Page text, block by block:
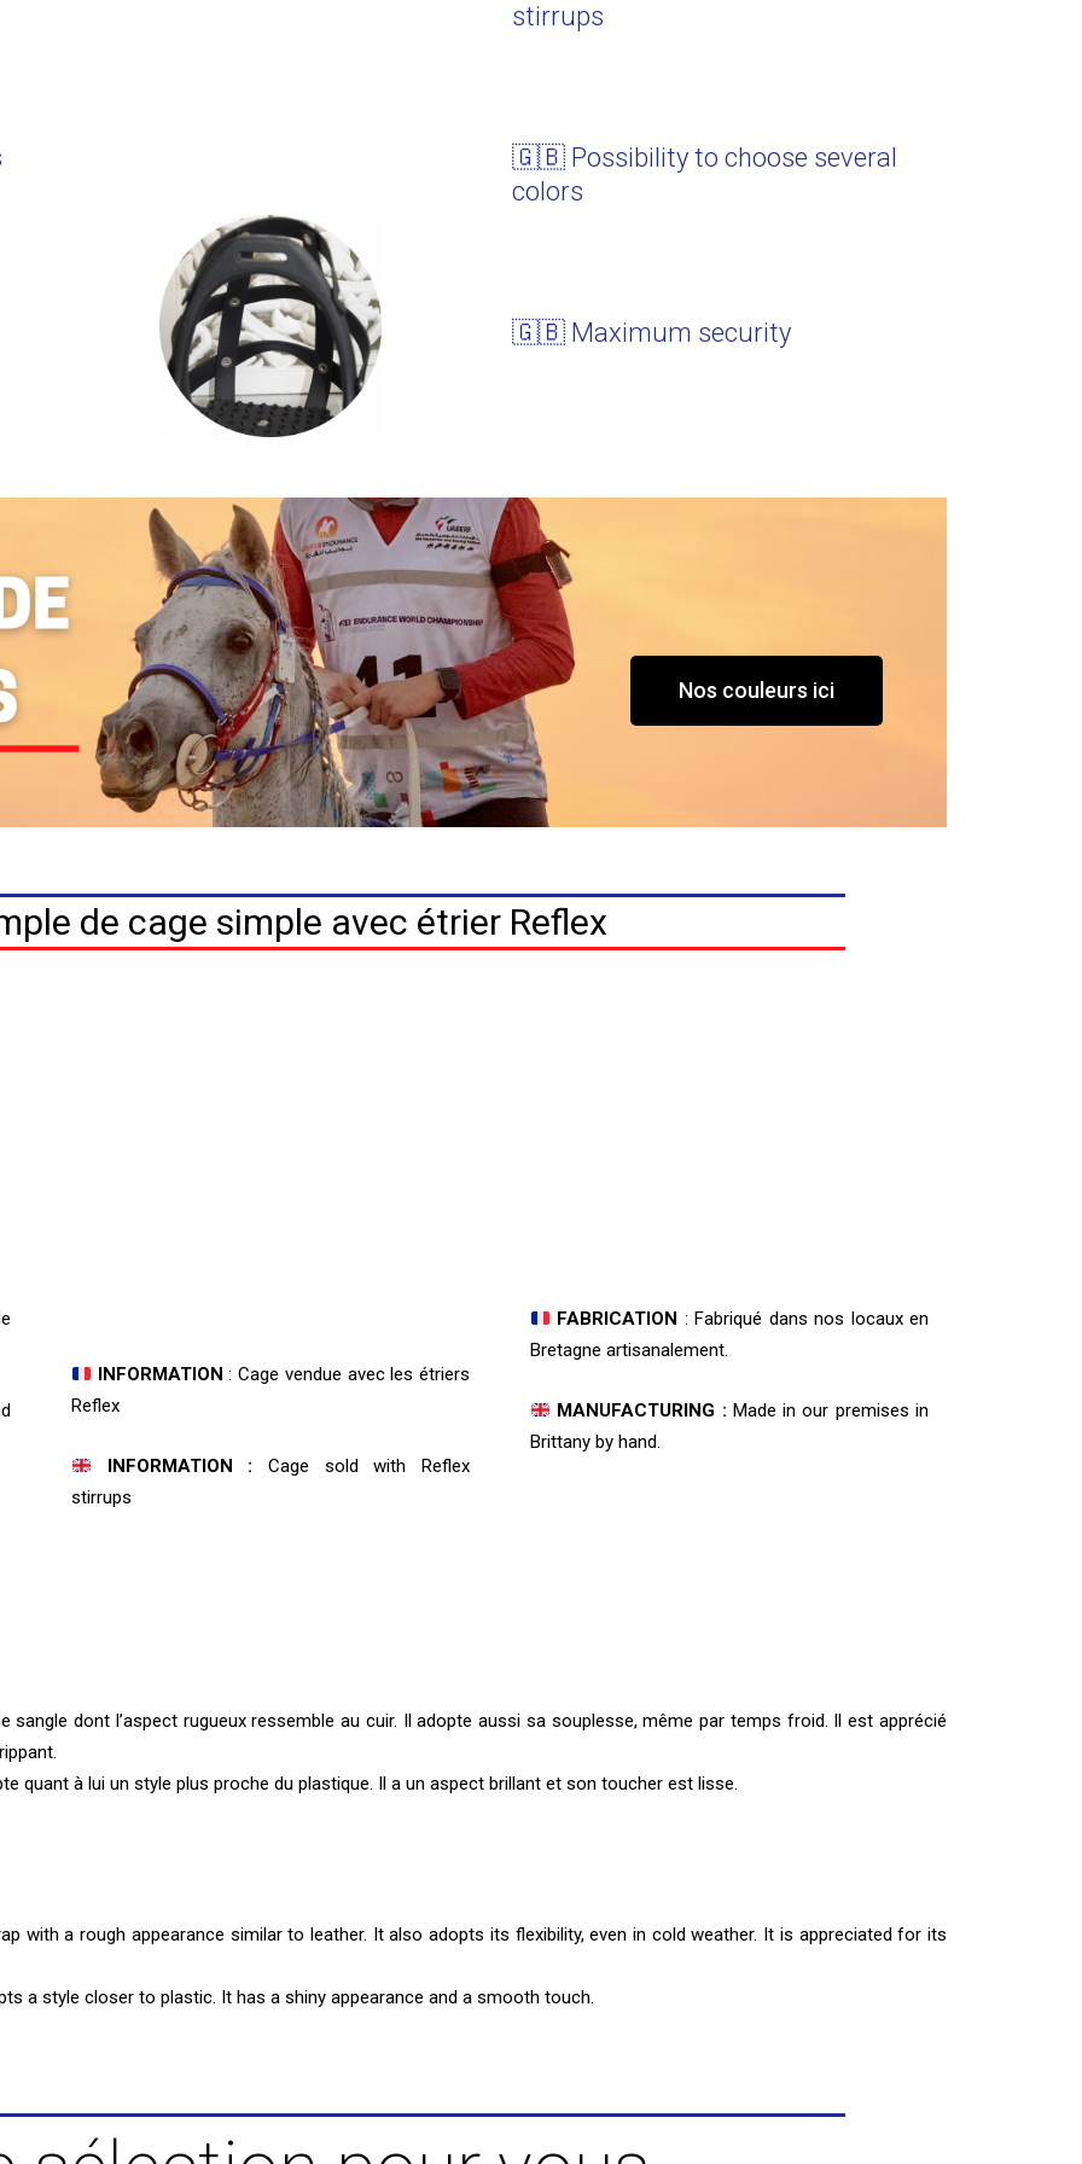
stirrups
🇬🇧 Possibility to choose several
colors
🇬🇧 Maximum security
Nos couleurs ici
de cage simple avec étrier Reflex
INFORMATION : Cage vendue avec les étriers
Reflex
INFORMATION : Cage sold with Reflex
stirrups
FABRICATION : Fabriqué dans nos locaux en
Bretagne artisanalement.
MANUFACTURING : Made in our premises in
Brittany by hand.
sangle dont l’aspect rugueux ressemble au cuir. Il adopte aussi sa souplesse, même par temps froid. Il est apprécié
quant à lui un style plus proche du plastique. Il a un aspect brillant et son toucher est lisse.
with a rough appearance similar to leather. It also adopts its flexibility, even in cold weather. It is appreciated for its
a style closer to plastic. It has a shiny appearance and a smooth touch.